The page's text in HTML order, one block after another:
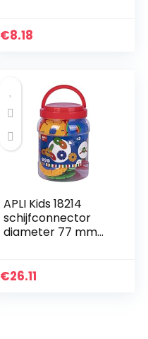
€8.18
APLI Kids 18214
schijfconnector
diameter 77 mm
€26.11